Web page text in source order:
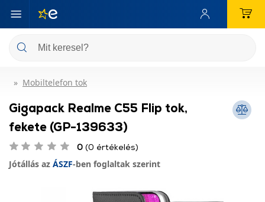
Mobiltelefon tok
Gigapack Realme C55 Flip tok,
fekete (GP-139633)
0 (0 értékelés)
Jótállás az ÁSZF-ben foglaltak szerint